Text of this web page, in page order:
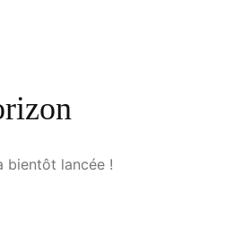
bientôt lancée !